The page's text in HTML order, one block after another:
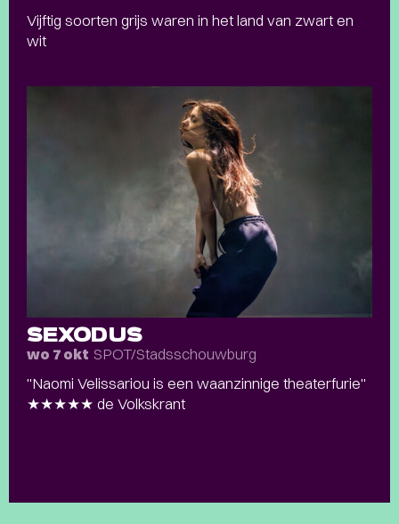
Vijftig soorten grijs waren in het land van zwart en
wit
SEXODUS
wo 7 okt SPOT/Stadsschouwburg
"Naomi Velissariou is een waanzinnige theaterfurie"
★★★★★ de Volkskrant